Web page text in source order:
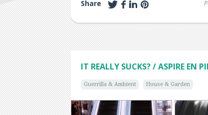
Share
IT REALLY SUCKS? / ASPIRE EN
Guerrilla & Ambient House & Garden